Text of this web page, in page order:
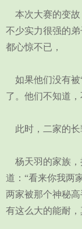
本次大赛的变故
不少实力很强的
都心惊不已，
如果他们没有被
了。他们不知道，
此时，二家的长
杨天羽的家族，
道：“看来你我两
两家被那个神秘
有这么大的能耐